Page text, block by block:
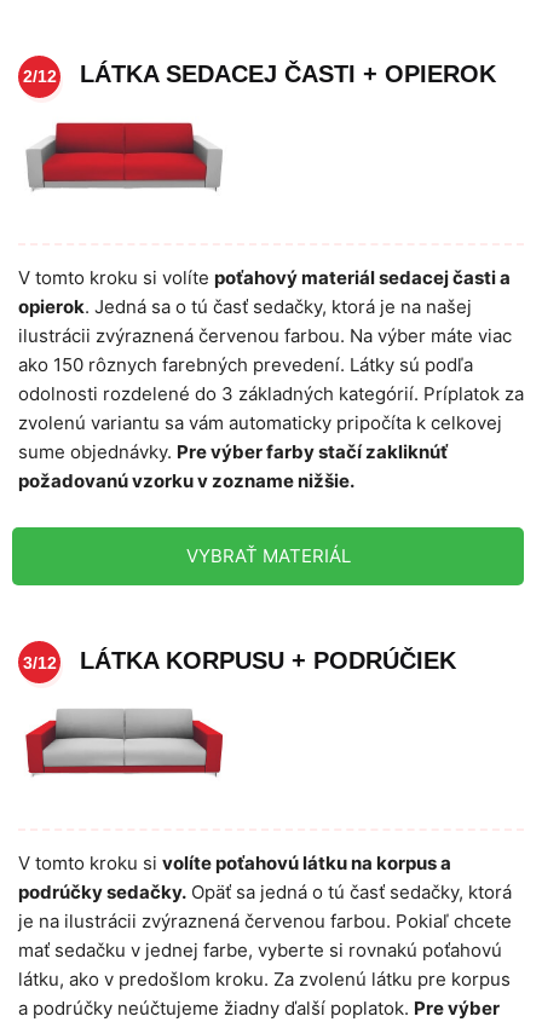
2/12 LÁTKA SEDACEJ ČASTI + OPIEROK
V tomto kroku si volíte poťahový materiál sedacej časti a
opierok. Jedná sa o tú časť sedačky, ktorá je na našej
ilustrácii zvýraznená červenou farbou. Na výber máte viac
ako 150 rôznych farebných prevedení. Látky sú podľa
odolnosti rozdelené do 3 základných kategórií. Príplatok za
zvolenú variantu sa vám automaticky pripočíta k celkovej
sume objednávky. Pre výber farby stačí zakliknúť
požadovanú vzorku v zozname nižšie.
VYBRAŤ MATERIÁL
3/12 LÁTKA KORPUSU + PODRÚČIEK
V tomto kroku si volíte poťahovú látku na korpus a
podrúčky sedačky. Opäť sa jedná o tú časť sedačky, ktorá
je na ilustrácii zvýraznená červenou farbou. Pokiaľ chcete
mať sedačku v jednej farbe, vyberte si rovnakú poťahovú
látku, ako v predošlom kroku. Za zvolenú látku pre korpus
a podrúčky neúčtujeme žiadny ďalší poplatok. Pre výber